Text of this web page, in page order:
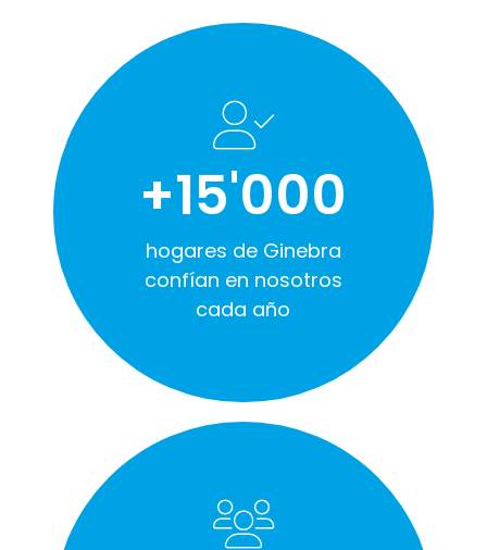
+15'000
hogares de Ginebra
confían en nosotros
cada año